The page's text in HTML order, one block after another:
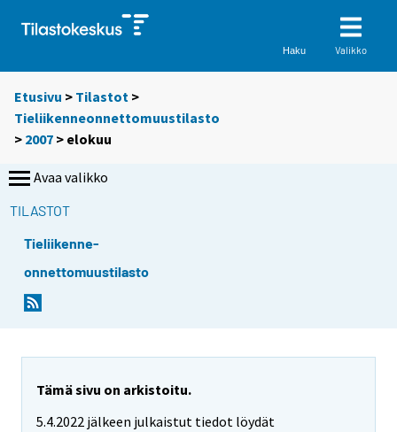
Haku Valikko
Etusivu > Tilastot >
Tieliikenneonnettomuustilasto
> 2007 > elokuu
Avaa valikko
TILASTOT
Tieliikenne-
onnettomuustilasto
Tämä sivu on arkistoitu.
5.4.2022 jälkeen julkaistut tiedot löydät